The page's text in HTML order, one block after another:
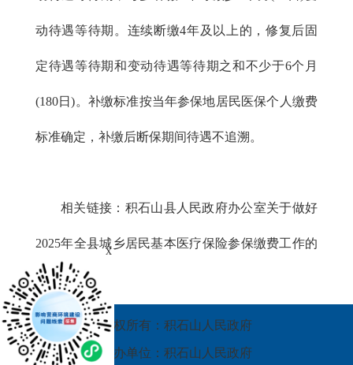
动待遇等待期。连续断缴4年及以上的，修复后固
定待遇等待期和变动待遇等待期之和不少于6个月
(180日)。补缴标准按当年参保地居民医保个人缴费
标准确定，补缴后断保期间待遇不追溯。
相关链接： 积石山县人民政府办公室关于做好
2025年全县城乡居民基本医疗保险参保缴费工作的
通知
版权所有：积石山人民政府
承办单位：积石山人民政府
x